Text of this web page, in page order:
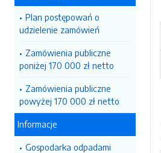
Plan postępowań o
udzielenie zamówień
Zamówienia publiczne
poniżej 170 000 zł netto
Zamówienia publiczne
powyżej 170 000 zł netto
Informacje
Gospodarka odpadami